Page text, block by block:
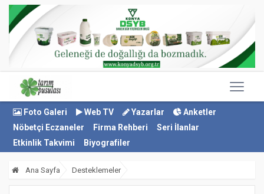
Foto Galeri Web TV Yazarlar
Anketler
Nöbetçi Eczaneler
Firma Rehberi
Seri İlanlar
Etkinlik Takvimi
Biyografiler
Ana Sayfa Desteklemeler